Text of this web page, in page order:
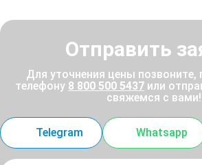
Отправить
Для уточнения цены позвоните,
телефону 8 800 500 5437 или
свяжемся с вами!
Telegram Whatsapp